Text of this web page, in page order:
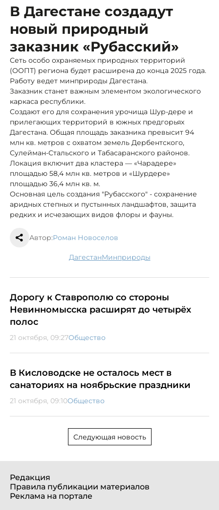
В Дагестане создадут
новый природный
заказник «Рубасский»
Сеть особо охраняемых природных территорий
(ООПТ) региона будет расширена до конца 2025 года.
Работу ведет минприроды Дагестана.
Заказник станет важным элементом экологического
каркаса республики.
Создают его для сохранения урочища Шур-дере и
прилегающих территорий в южных предгорьях
Дагестана. Общая площадь заказника превысит 94
млн кв. метров с охватом земель Дербентского,
Сулейман-Стальского и Табасаранского районов.
Локация включит два кластера — «Чарадере»
площадью 58,4 млн кв. метров и «Шурдере»
площадью 36,4 млн кв. м.
Основная цель создания "Рубасского" - сохранение
аридных степных и пустынных ландшафтов, защита
редких и исчезающих видов флоры и фауны.
Автор:Роман Новоселов
Дагестан минприроды
Дорогу к Ставрополю со стороны
Невинномысска расширят до четырёх
полос
21 октября, 09:27Общество
В Кисловодске не осталось мест в
санаториях на ноябрьские праздники
21 октября, 09:10Общество
Следующая новость
Редакция
Правила публикации материалов
Реклама на портале